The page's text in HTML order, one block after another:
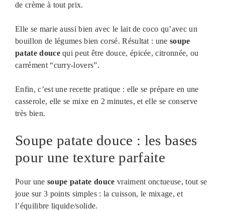
de crème à tout prix.
Elle se marie aussi bien avec le lait de coco qu’avec un
bouillon de légumes bien corsé. Résultat : unesoupe
patate doucequi peut être douce, épicée, citronnée, ou
carrément “curry-lovers”.
Enfin, c’est une recette pratique : elle se prépare en une
casserole, elle se mixe en 2 minutes, et elle se conserve
très bien.
Soupe patate douce : les bases
pour une texture parfaite
Pour une soupe patate douce vraiment onctueuse, tout se
joue sur 3 points simples : la cuisson, le mixage, et
l’équilibre liquide/solide.